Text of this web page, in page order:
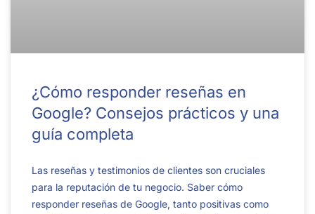
¿Cómo responder reseñas en
Google? Consejos prácticos y una
guía completa
Las reseñas y testimonios de clientes son cruciales
para la reputación de tu negocio. Saber cómo
responder reseñas de Google, tanto positivas como